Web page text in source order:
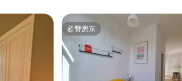
超赞房东
超赞房东